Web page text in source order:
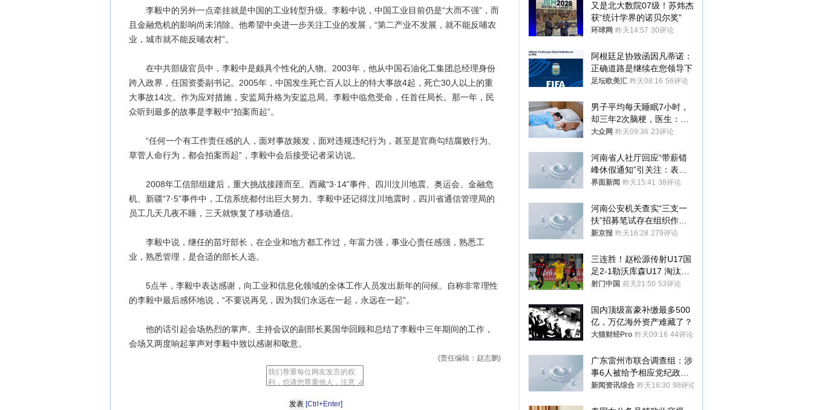
李毅中的另外一点牵挂就是中国的工业转型升级。李毅中说，中国工业目前仍是“大而不强”，而
且金融危机的影响尚未消除。他希望中央进一步关注工业的发展，“第二产业不发展，就不能反哺农
业，城市就不能反哺农村”。
在中共部级官员中，李毅中是颇具个性化的人物。2003年，他从中国石油化工集团总经理身份
跨入政界，任国资委副书记。2005年，中国发生死亡百人以上的特大事故4起，死亡30人以上的重
大事故14次。作为应对措施，安监局升格为安监总局。李毅中临危受命，任首任局长。那一年，民
众听到最多的故事是李毅中“拍案而起”。
“任何一个有工作责任感的人，面对事故频发，面对违规违纪行为，甚至是官商勾结腐败行为、
草菅人命行为，都会拍案而起”，李毅中会后接受记者采访说。
2008年工信部组建后，重大挑战接踵而至。西藏“3·14”事件、四川汶川地震、奥运会、金融危
机、新疆“7·5”事件中，工信系统都付出巨大努力。李毅中还记得汶川地震时，四川省通信管理局的
员工几天几夜不睡，三天就恢复了移动通信。
李毅中说，继任的苗圩部长，在企业和地方都工作过，年富力强，事业心责任感强，熟悉工
业，熟悉管理，是合适的部长人选。
5点半，李毅中表达感谢，向工业和信息化领域的全体工作人员发出新年的问候。自称非常理性
的李毅中最后感怀地说，“不要说再见，因为我们永远在一起，永远在一起”。
他的话引起会场热烈的掌声。主持会议的副部长奚国华回顾和总结了李毅中三年期间的工作，
会场又两度响起掌声对李毅中致以感谢和敬意。
(责任编辑：赵志鹏)
[Ctrl+Enter]
又是北大数院07级！苏炜杰
获“统计学界的诺贝尔奖”
环球网 昨天14:57 30评论
阿根廷足协致函因凡蒂诺：
正确道路是继续在您领导下
足坛欧美汇 昨天08:16 56评论
男子平均每天睡眠7小时，
却三年2次脑梗，医生：这
样睡觉更伤身
大众网 昨天09:36 23评论
河南省人社厅回应“带薪错
峰休假通知”引关注：表述
不够准确，待修改后印发
界面新闻 昨天15:41 38评论
河南公安机关查实“三支一
扶”招募笔试存在组织作弊
犯罪行为
新京报 昨天16:28 279评论
三连胜！赵松源传射U17国
足2-1勒沃库森U17 淘汰赛
将战河床
射门中国 前天21:50 53评论
国内顶级富豪补缴最多500
亿，万亿海外资产难藏了？
大猫财经Pro 昨天09:16 44评论
广东雷州市联合调查组：涉
事6人被给予相应党纪政务
处分和组织处理
新闻资讯综合 昨天18:30 98评论